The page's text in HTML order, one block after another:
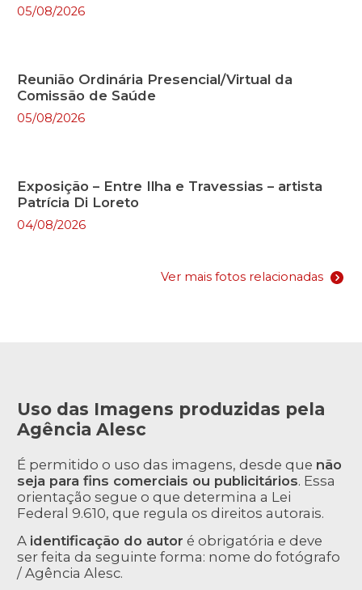
05/08/2026
Reunião Ordinária Presencial/Virtual da
Comissão de Saúde
05/08/2026
Exposição – Entre Ilha e Travessias – artista
Patrícia Di Loreto
04/08/2026
Ver mais fotos relacionadas
Uso das Imagens produzidas pela
Agência Alesc
É permitido o uso das imagens, desde que não
seja para fins comerciais ou publicitários. Essa
orientação segue o que determina a Lei
Federal 9.610, que regula os direitos autorais.
A identificação do autor é obrigatória e deve
ser feita da seguinte forma: nome do fotógrafo
/ Agência Alesc.